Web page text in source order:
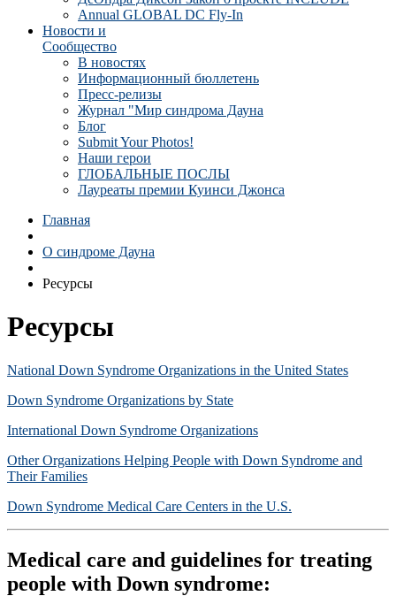
Annual GLOBAL DC Fly-In
Новости и
Сообщество
В новостях
Информационный бюллетень
Пресс-релизы
Журнал "Мир синдрома Дауна
Блог
Submit Your Photos!
Наши герои
ГЛОБАЛЬНЫЕ ПОСЛЫ
Лауреаты премии Куинси Джонса
Главная
О синдроме Дауна
Ресурсы
Ресурсы
National Down Syndrome Organizations in the United States
Down Syndrome Organizations by State
International Down Syndrome Organizations
Other Organizations Helping People with Down Syndrome and
Their Families
Down Syndrome Medical Care Centers in the U.S.
Medical care and guidelines for treating
people with Down syndrome: